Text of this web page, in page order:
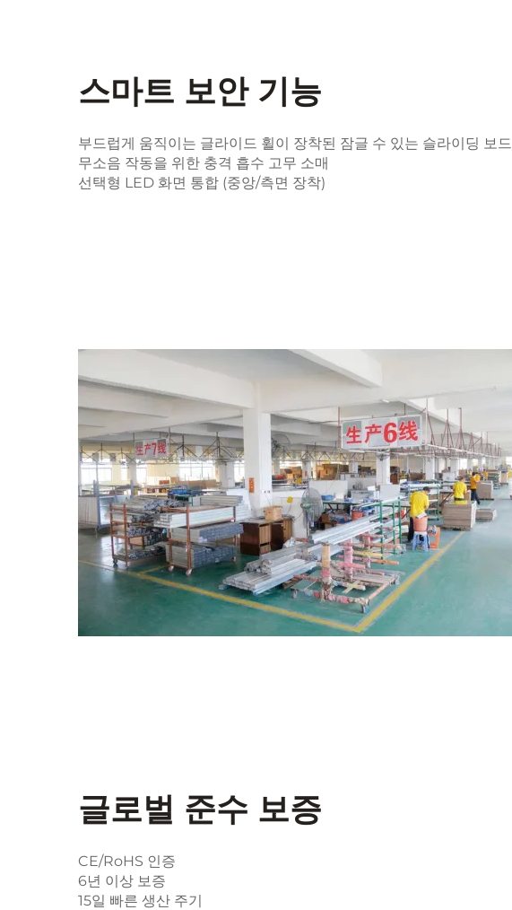
스마트 보안 기능
부드럽게 움직이는 글라이드 휠이 장착된 잠글 수 있는 슬라이딩 보드
무소음 작동을 위한 충격 흡수 고무 소매
선택형 LED 화면 통합 (중앙/측면 장착)
글로벌 준수 보증
CE/RoHS 인증
6년 이상 보증
15일 빠른 생산 주기